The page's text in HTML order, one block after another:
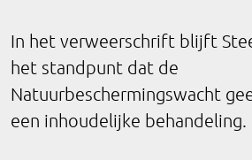
In het verweerschrift blijft
het standpunt dat de
Natuurbeschermingswacht
een inhoudelijke behandeling.